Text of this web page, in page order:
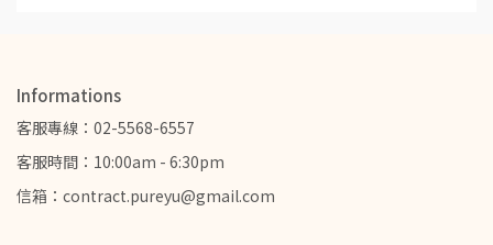
Informations
客服專線：02-5568-6557
客服時間：10:00am - 6:30pm
信箱：contract.pureyu@gmail.com